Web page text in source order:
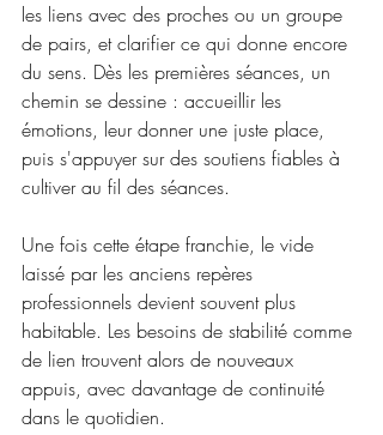
les liens avec des proches ou un groupe
de pairs, et clarifier ce qui donne encore
du sens. Dès les premières séances, un
chemin se dessine : accueillir les
émotions, leur donner une juste place,
puis s'appuyer sur des soutiens fiables à
cultiver au fil des séances.
Une fois cette étape franchie, le vide
laissé par les anciens repères
professionnels devient souvent plus
habitable. Les besoins de stabilité comme
de lien trouvent alors de nouveaux
appuis, avec davantage de continuité
dans le quotidien.